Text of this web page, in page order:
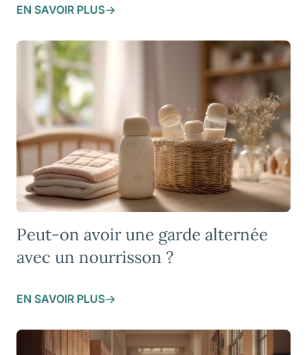
EN SAVOIR PLUS
Peut-on avoir une garde alternée
avec un nourrisson ?
EN SAVOIR PLUS